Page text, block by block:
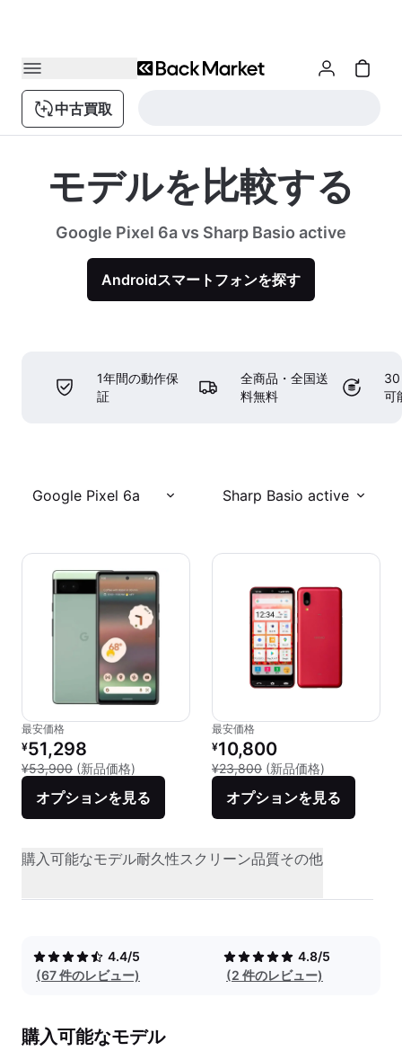
中古買取
モデルを比較する
Google Pixel 6a vs Sharp Basio active
Androidスマートフォンを探す
1年間の動作保
証
全商品・全国送
料無料
30
可
Google Pixel 6a Sharp Basio active
最安価格
リファービッシュ品の価格：
¥51,298
¥53,900 (新品価格) 新品との比較：¥53,900
オプションを見る
最安価格
リファービッシュ品の価格：
¥10,800
¥23,800 (新品価格)
オプションを見る
購入可能なモデル耐久性スクリーン品質その他
4.4/5
(67 件のレビュー)
4.8/5
(2 件のレビュー)
購入可能なモデル